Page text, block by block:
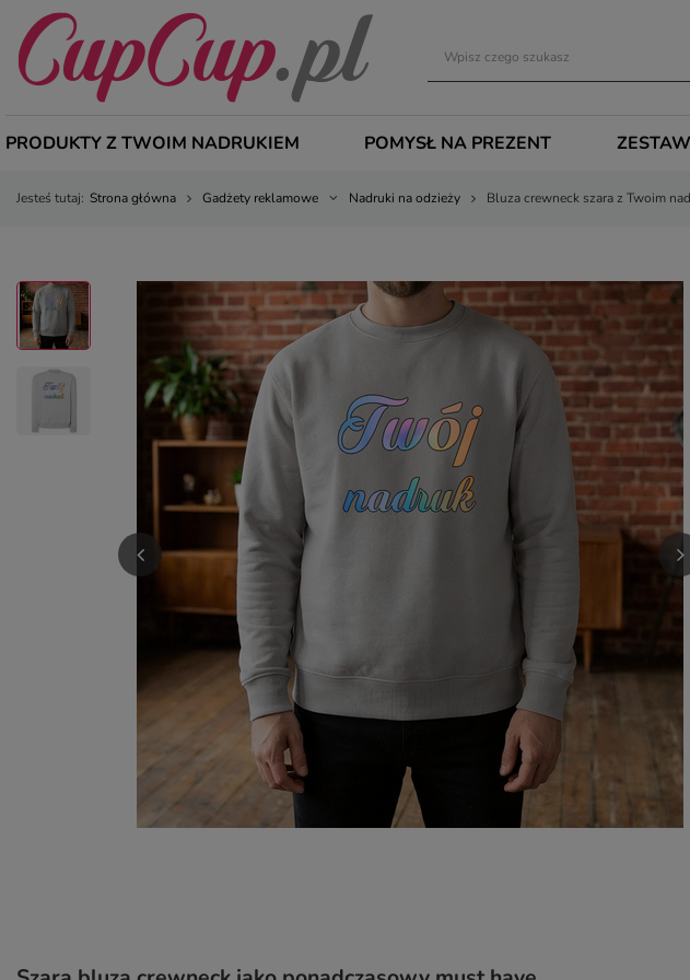
PRODUKTY Z TWOIM NADRUKIEM POMYSŁ NA PREZENT
Jesteś tutaj: Strona główna Gadżety reklamowe Nadruki na odzieży Bluza crewneck szara z Twoim